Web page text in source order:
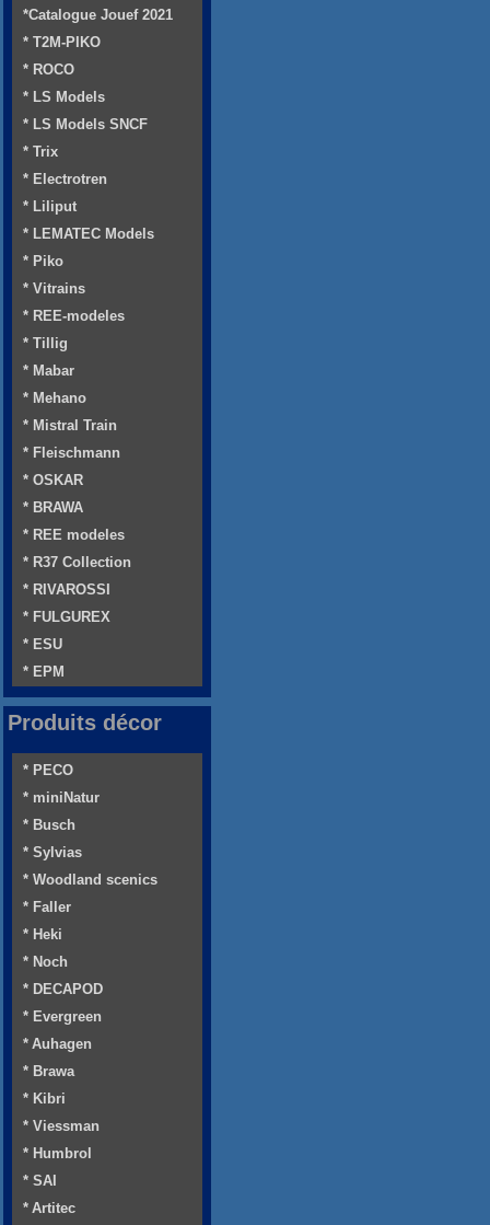
*Catalogue Jouef 2021
* T2M-PIKO
* ROCO
* LS Models
* LS Models SNCF
* Trix
* Electrotren
* Liliput
* LEMATEC Models
* Piko
* Vitrains
* REE-modeles
* Tillig
* Mabar
* Mehano
* Mistral Train
* Fleischmann
* OSKAR
* BRAWA
* REE modeles
* R37 Collection
* RIVAROSSI
* FULGUREX
* ESU
* EPM
Produits décor
* PECO
* miniNatur
* Busch
* Sylvias
* Woodland scenics
* Faller
* Heki
* Noch
* DECAPOD
* Evergreen
* Auhagen
* Brawa
* Kibri
* Viessman
* Humbrol
* SAI
* Artitec